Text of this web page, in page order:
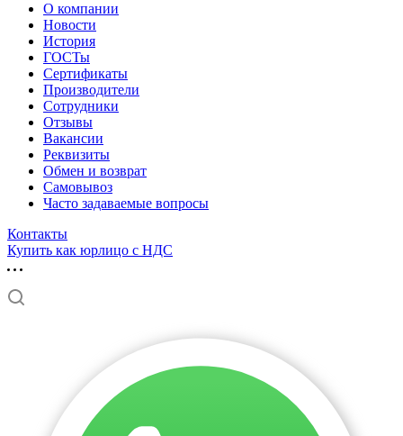
О компании
Новости
История
ГОСТы
Сертификаты
Производители
Сотрудники
Отзывы
Вакансии
Реквизиты
Обмен и возврат
Самовывоз
Часто задаваемые вопросы
Контакты
Купить как юрлицо с НДС